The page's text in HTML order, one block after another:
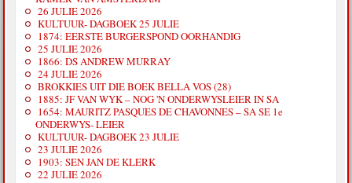
26 JULIE 2026
KULTUUR- DAGBOEK 25 JULIE
1874: EERSTE BURGERSPOND OORHANDIG
25 JULIE 2026
1866: DS ANDREW MURRAY
24 JULIE 2026
BROKKIES UIT DIE BOEK BELLA VOS (28)
1885: JF VAN WYK – NOG 'N ONDERWYSLEIER IN SA
1654: MAURITZ PASQUES DE CHAVONNES – SA SE 1e
ONDERWYS- LEIER
KULTUUR- DAGBOEK 23 JULIE
23 JULIE 2026
1903: SEN JAN DE KLERK
22 JULIE 2026